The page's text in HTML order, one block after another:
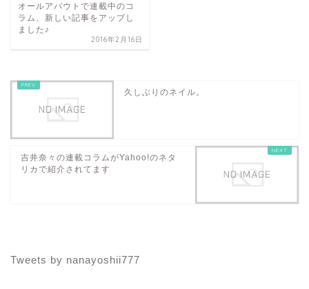
オールアバウトで連載中のコ
ラム、新しい記事をアップし
ました♪
2016年2月16日
久しぶりのネイル。
吉井奈々の連載コラムがYahoo!のネタ
リカで紹介されてます
Tweets by nanayoshii777